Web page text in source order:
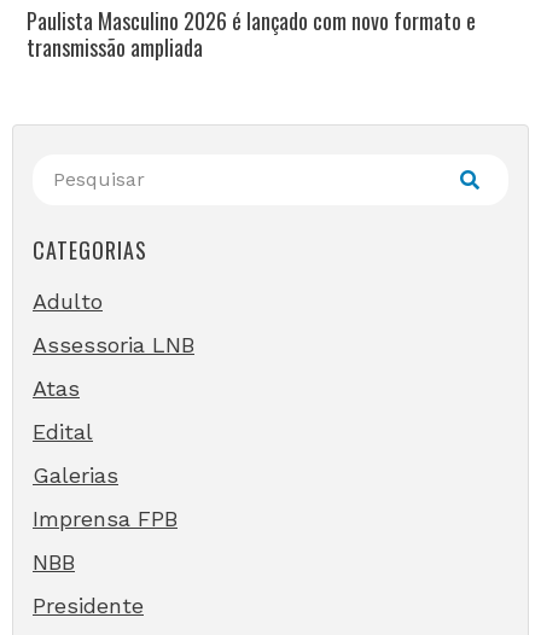
Paulista Masculino 2026 é lançado com novo formato e
transmissão ampliada
CATEGORIAS
Adulto
Assessoria LNB
Atas
Edital
Galerias
Imprensa FPB
NBB
Presidente